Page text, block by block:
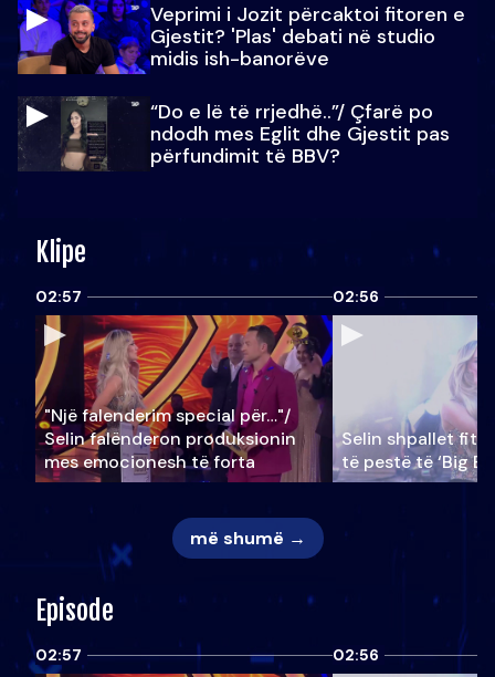
Veprimi i Jozit përcaktoi fitoren e
Gjestit? 'Plas' debati në studio
midis ish-banorëve
“Do e lë të rrjedhë..”/ Çfarë po
ndodh mes Eglit dhe Gjestit pas
përfundimit të BBV?
Klipe
02:57
"Një falenderim special për…"/
Selin falënderon produksionin
mes emocionesh të forta
02:56
Selin shpallet
të pestë të ‘Big
më shumë →
Episode
02:57 02:56